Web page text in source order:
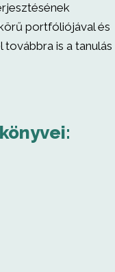
portfóliójával és
is a tanulás